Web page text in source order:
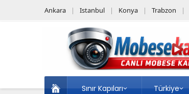
Ankara Istanbul Konya Trabzon
Sınır Kapıları Türkiye